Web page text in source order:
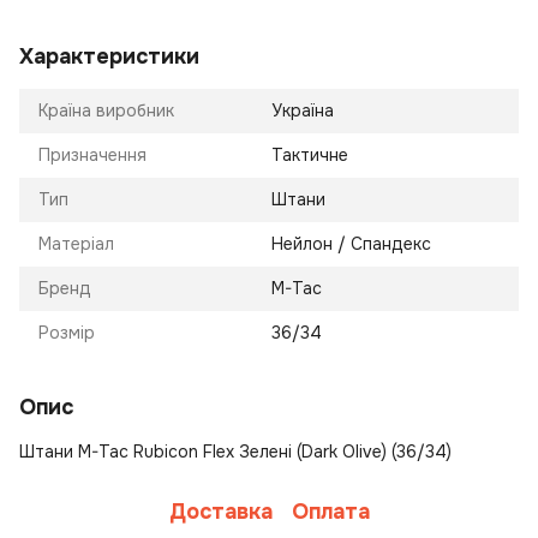
Характеристики
Країна виробник Україна
Призначення Тактичне
Тип Штани
Матеріал Нейлон / Спандекс
Бренд M-Tac
Розмір 36/34
Опис
Штани M-Tac Rubicon Flex Зелені (Dark Olive) (36/34)
Доставка Оплата